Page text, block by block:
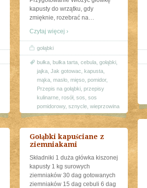
kapusty do wrzątku, gdy
zmięknie, rozebrać na…
Czytaj więcej ›
gołąbki
bułka bułka tarta cebula gołąbki
jajka Jak gotowac kapusta
mąka masło mięso pomidor,
Przepis na gołąbki przepisy
kulinarne rosół, sos sos
pomidorowy, sznycle wieprzowina
Gołąbki kapuściane z
ziemniakami
Składniki 1 duża główka kiszonej
kapusty 1 kg surowych
ziemniaków 30 dag gotowanych
ziemniaków 15 dag cebuli 6 dag